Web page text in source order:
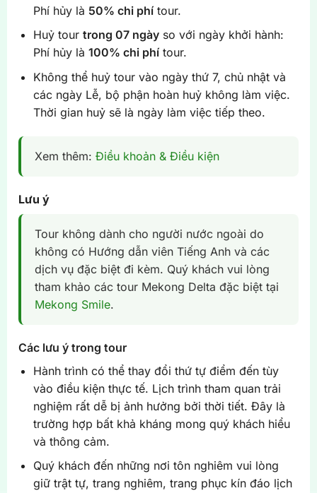
Phí hủy là 50% chi phítour.
Huỷ tour trong 07 ngàyso với ngày khởi hành:
Phí hủy là 100% chi phítour.
Không thể huỷ tour vào ngày thứ 7, chủ nhật và
các ngày Lễ, bộ phận hoàn huỷ không làm việc.
Thời gian huỷ sẽ là ngày làm việc tiếp theo.
Xem thêm: Điều khoản & Điều kiện
Lưu ý
Tour không dành cho người nước ngoài do
không có Hướng dẫn viên Tiếng Anh và các
dịch vụ đặc biệt đi kèm. Quý khách vui lòng
tham khảo các tour Mekong Delta đặc biệt tại
Mekong Smile.
Các lưu ý trong tour
Hành trình có thể thay đổi thứ tự điểm đến tùy
vào điều kiện thực tế. Lịch trình tham quan trải
nghiệm rất dễ bị ảnh hưởng bởi thời tiết. Đây là
trường hợp bất khả kháng mong quý khách hiểu
và thông cảm.
Quý khách đến những nơi tôn nghiêm vui lòng
giữ trật tự, trang nghiêm, trang phục kín đáo lịch